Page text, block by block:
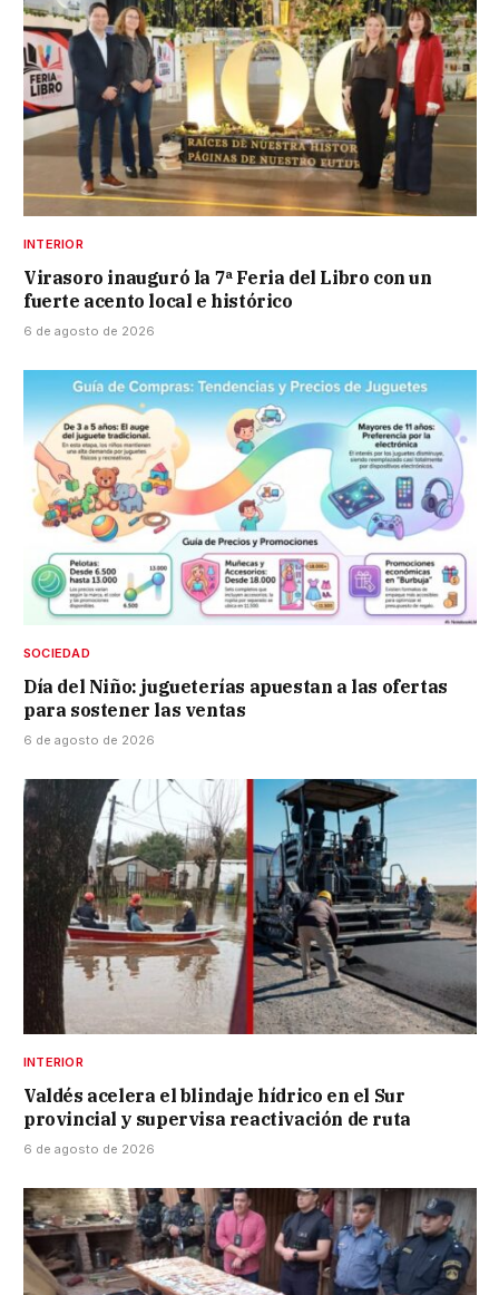
INTERIOR
Virasoro inauguró la 7ª Feria del Libro con un
fuerte acento local e histórico
6 de agosto de 2026
SOCIEDAD
Día del Niño: jugueterías apuestan a las ofertas
para sostener las ventas
6 de agosto de 2026
INTERIOR
Valdés acelera el blindaje hídrico en el Sur
provincial y supervisa reactivación de ruta
6 de agosto de 2026